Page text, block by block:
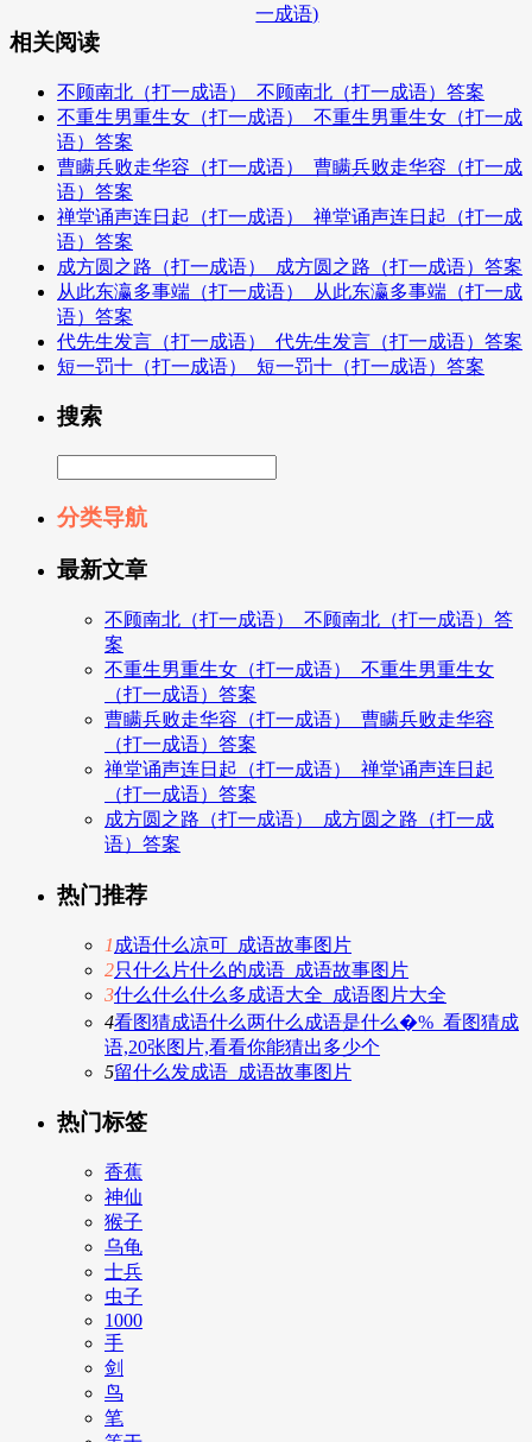
一成语)
相关阅读
不顾南北（打一成语）_不顾南北（打一成语）答案
不重生男重生女（打一成语）_不重生男重生女（打一成
语）答案
曹瞒兵败走华容（打一成语）_曹瞒兵败走华容（打一成
语）答案
禅堂诵声连日起（打一成语）_禅堂诵声连日起（打一成
语）答案
成方圆之路（打一成语）_成方圆之路（打一成语）答案
从此东瀛多事端（打一成语）_从此东瀛多事端（打一成
语）答案
代先生发言（打一成语）_代先生发言（打一成语）答案
短一罚十（打一成语）_短一罚十（打一成语）答案
搜索
分类导航
最新文章
不顾南北（打一成语）_不顾南北（打一成语）答
案
不重生男重生女（打一成语）_不重生男重生女
（打一成语）答案
曹瞒兵败走华容（打一成语）_曹瞒兵败走华容
（打一成语）答案
禅堂诵声连日起（打一成语）_禅堂诵声连日起
（打一成语）答案
成方圆之路（打一成语）_成方圆之路（打一成
语）答案
热门推荐
1 成语什么凉可_成语故事图片
2只什么片什么的成语_成语故事图片
3什么什么什么多成语大全_成语图片大全
4看图猜成语什么两什么成语是什么�%_看图猜成
语,20张图片,看看你能猜出多少个
5留什么发成语_成语故事图片
热门标签
香蕉
神仙
猴子
乌龟
士兵
虫子
1000
手
剑
鸟
笔